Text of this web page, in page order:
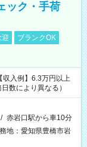
ック・手荷
迎
ブランクOK
入例】6.3万円以上
数により異なる）
/ 赤岩口駅から車10分
地：愛知県豊橋市岩